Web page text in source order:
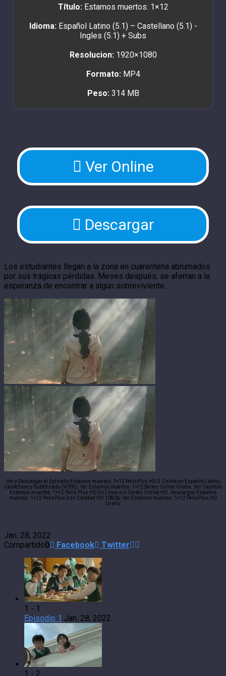
Título: Estamos muertos: 1×12
Idioma: Español Latino (5.1) – Castellano (5.1) -
Ingles (5.1) + Subs
Resolucion: 1920×1080
Formato: MP4
Peso: 314 MB
Ver Online
Descargar
Los estudiantes llegan a la zona en cuarentena abrumados
por sus trágicas pérdidas. Meses después, se aferran a la
esperanza de encontrar a algún sobreviviente.
Ver y Descargar el Episodio Estamos muertos: 1×12 PelisPlus HD 3 Online en Español Latino,
Castellano y Subtitulado (VOSE). Ver Estamos muertos: 1×12 Series Online Gratis. Ver Capitulo
Estamos muertos: 1×12 Pelis Plus HD En Linea sin Cortes Online HD. Descargar Estamos
muertos: 1×12 PelisPlus 3 en Calidad HD 1080p. Ver Estamos muertos: 1×12 PelisPlus HD
Gratis
Jan. 28, 2022
Compartido0 Facebook Twitter
1 - 1
Episodio 1 Jan. 28, 2022
1 - 2